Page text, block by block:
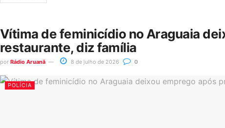
Vítima de feminicídio no Araguaia
restaurante, diz família
por Rádio Aruanã 8 de julho de 2026 0
POLÍCIA